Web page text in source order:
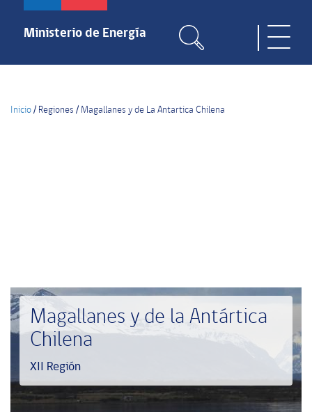
Pasar
contenido
Ministerio de Energía
Inicio/ Regiones / Magallanes y de La Antartica Chilena
Magallanes y de la Antártica
Chilena
XII Región